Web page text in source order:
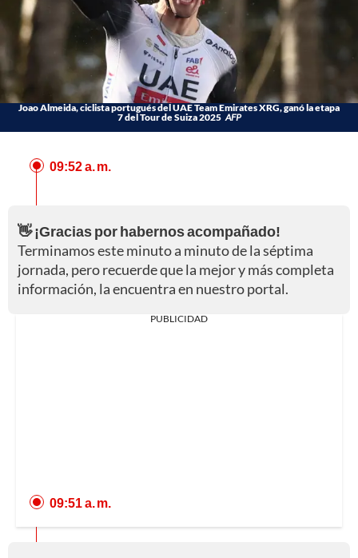
Joao Almeida, ciclista portugués del UAE Team Emirates XRG, ganó la etapa
7 del Tour de Suiza 2025 AFP
09:52 a. m.
👋 ¡Gracias por habernos acompañado!
Terminamos este minuto a minuto de la séptima
jornada, pero recuerde que la mejor y más completa
información, la encuentra en nuestro portal.
PUBLICIDAD
09:51 a. m.